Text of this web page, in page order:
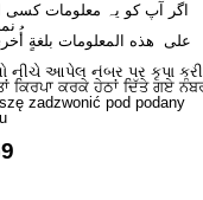
اگر آپ کو یہ معلومات کسی
على هذه المعلومات بلغةٍ
નીચે આપેલ નંબર પર કૃપા કરી
ਕਿਰਪਾ ਕਰਕੇ ਹੇਠਾਂ ਦਿੱਤੇ ਗਏ
zadzwonić pod podany